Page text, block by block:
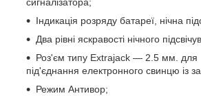
Індикація розряду батареї, нічна
Два рівні яскравості нічного
Роз'єм типу Extrajack — 2.5 мм. для
під'єднання електронного свинцю із
Режим Антивор;